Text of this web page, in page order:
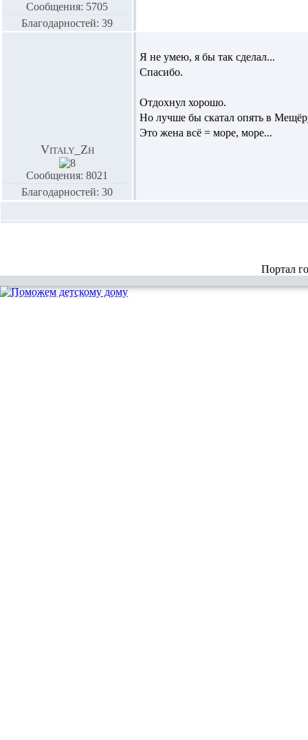
Сообщения: 5705
Благодарностей: 39
Vitaly_Zh
Сообщения: 8021
Благодарностей: 30
Я не умею, я бы так сделал...
Спасибо.
Отдохнул хорошо.
Но лучше бы скатал опять в
Это жена всё = море, море...
Портал